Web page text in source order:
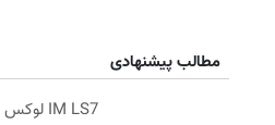
مطالب پیشنهادی
IM LS7 لوکس ترین شاسی بلند برقی ایران